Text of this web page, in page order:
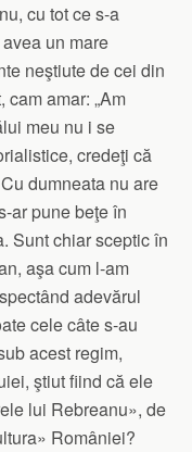
cu tot ce s-a
un mare
neştiute de cei din
amar: „Am
meu nu i se
credeţi că
dumneata nu are
ar pune beţe în
Sunt chiar sceptic în
aşa cum l-am
adevărul
cele câte s-au
acest regim,
ştiut fiind că ele
lui Rebreanu», de
României?